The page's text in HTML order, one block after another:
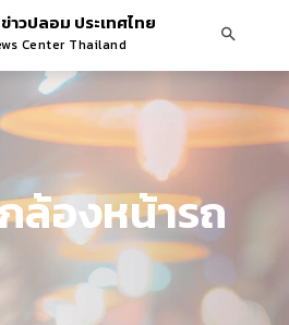
วปลอม ประเทศไทย
Center Thailand
ล้องหน้ารถ